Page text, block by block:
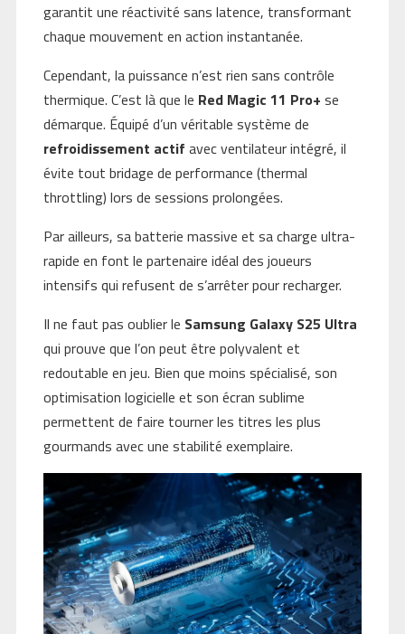
garantit une réactivité sans latence, transformant
chaque mouvement en action instantanée.
Cependant, la puissance n’est rien sans contrôle
thermique. C’est là que le Red Magic 11 Pro+ se
démarque. Équipé d’un véritable système de
refroidissement actif avec ventilateur intégré, il
évite tout bridage de performance (thermal
throttling) lors de sessions prolongées.
Par ailleurs, sa batterie massive et sa charge ultra-
rapide en font le partenaire idéal des joueurs
intensifs qui refusent de s’arrêter pour recharger.
Il ne faut pas oublier le Samsung Galaxy S25 Ultra
qui prouve que l’on peut être polyvalent et
redoutable en jeu. Bien que moins spécialisé, son
optimisation logicielle et son écran sublime
permettent de faire tourner les titres les plus
gourmands avec une stabilité exemplaire.